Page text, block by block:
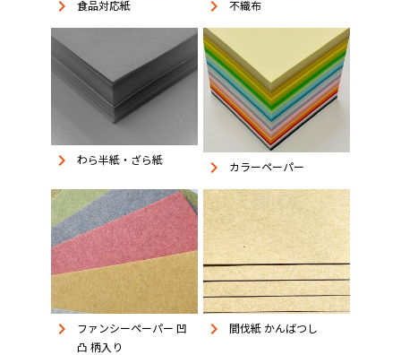
keyboard_arrow_right 食品対応紙 keyboard_arrow_right 不織布
keyboard_arrow_right わら半紙・ざら紙 keyboard_arrow_right カラーペーパー
keyboard_arrow_right
ファンシーペーパー 凹
凸 柄入り
keyboard_arrow_right 間伐紙 かんばつし